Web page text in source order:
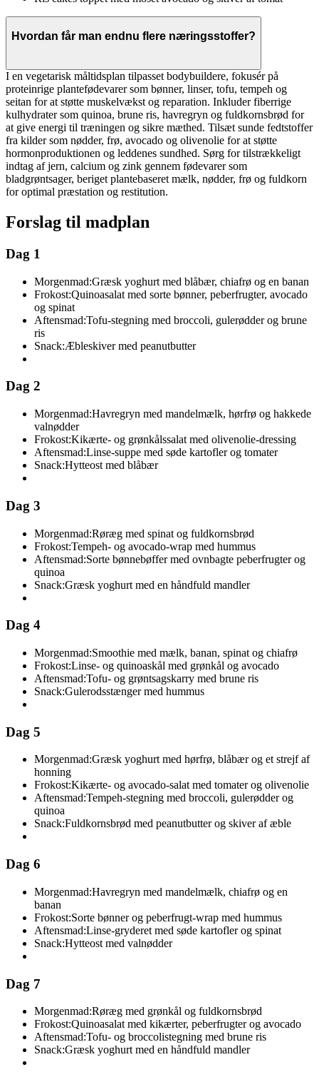
Hvordan får man endnu flere næringsstoffer?
I en vegetarisk måltidsplan tilpasset bodybuildere, fokusér på
proteinrige plantefødevarer som bønner, linser, tofu, tempeh og
seitan for at støtte muskelvækst og reparation. Inkluder fiberrige
kulhydrater som quinoa, brune ris, havregryn og fuldkornsbrød for
at give energi til træningen og sikre mæthed. Tilsæt sunde fedtstoffer
fra kilder som nødder, frø, avocado og olivenolie for at støtte
hormonproduktionen og leddenes sundhed. Sørg for tilstrækkeligt
indtag af jern, calcium og zink gennem fødevarer som
bladgrøntsager, beriget plantebaseret mælk, nødder, frø og fuldkorn
for optimal præstation og restitution.
Forslag til madplan
Dag 1
Morgenmad:Græsk yoghurt med blåbær, chiafrø og en banan
Frokost:Quinoasalat med sorte bønner, peberfrugter, avocado
og spinat
Aftensmad:Tofu-stegning med broccoli, gulerødder og brune
ris
Snack:Æbleskiver med peanutbutter
Dag 2
Morgenmad:Havregryn med mandelmælk, hørfrø og hakkede
valnødder
Frokost:Kikærte- og grønkålssalat med olivenolie-dressing
Aftensmad:Linse-suppe med søde kartofler og tomater
Snack:Hytteost med blåbær
Dag 3
Morgenmad:Røræg med spinat og fuldkornsbrød
Frokost:Tempeh- og avocado-wrap med hummus
Aftensmad:Sorte bønnebøffer med ovnbagte peberfrugter og
quinoa
Snack:Græsk yoghurt med en håndfuld mandler
Dag 4
Morgenmad:Smoothie med mælk, banan, spinat og chiafrø
Frokost:Linse- og quinoaskål med grønkål og avocado
Aftensmad:Tofu- og grøntsagskarry med brune ris
Snack:Gulerodsstænger med hummus
Dag 5
Morgenmad:Græsk yoghurt med hørfrø, blåbær og et strejf af
honning
Frokost:Kikærte- og avocado-salat med tomater og olivenolie
Aftensmad:Tempeh-stegning med broccoli, gulerødder og
quinoa
Snack:Fuldkornsbrød med peanutbutter og skiver af æble
Dag 6
Morgenmad:Havregryn med mandelmælk, chiafrø og en
banan
Frokost:Sorte bønner og peberfrugt-wrap med hummus
Aftensmad:Linse-gryderet med søde kartofler og spinat
Snack:Hytteost med valnødder
Dag 7
Morgenmad:Røræg med grønkål og fuldkornsbrød
Frokost:Quinoasalat med kikærter, peberfrugter og avocado
Aftensmad:Tofu- og broccolistegning med brune ris
Snack:Græsk yoghurt med en håndfuld mandler